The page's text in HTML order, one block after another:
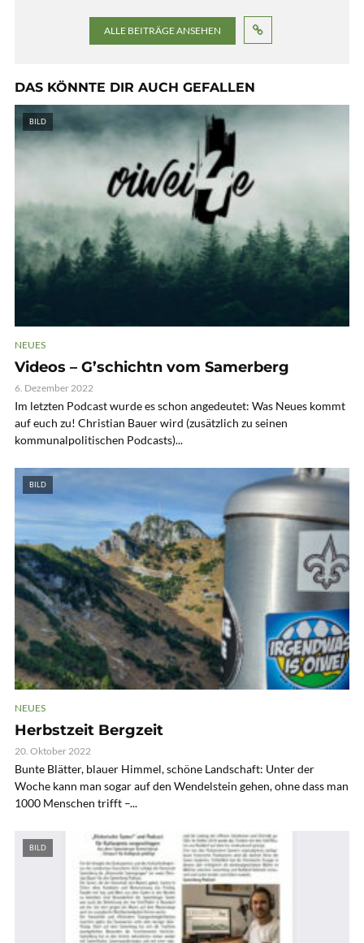
ALLE BEITRÄGE ANSEHEN
DAS KÖNNTE DIR AUCH GEFALLEN
BILD
NEUES
Videos – G’schichtn vom Samerberg
6. Dezember 2022
Im letzten Podcast wurde es schon angedeutet: Was Neues kommt
auf euch zu! Christian Bauer wird (zusätzlich zu seinen
kommunalpolitischen Podcasts)...
BILD
NEUES
Herbstzeit Bergzeit
20. Oktober 2022
Bunte Blätter, blauer Himmel, schöne Landschaft: Unter der
Woche kann man sogar auf den Wendelstein gehen, ohne dass man
1000 Menschen trifft –...
BILD